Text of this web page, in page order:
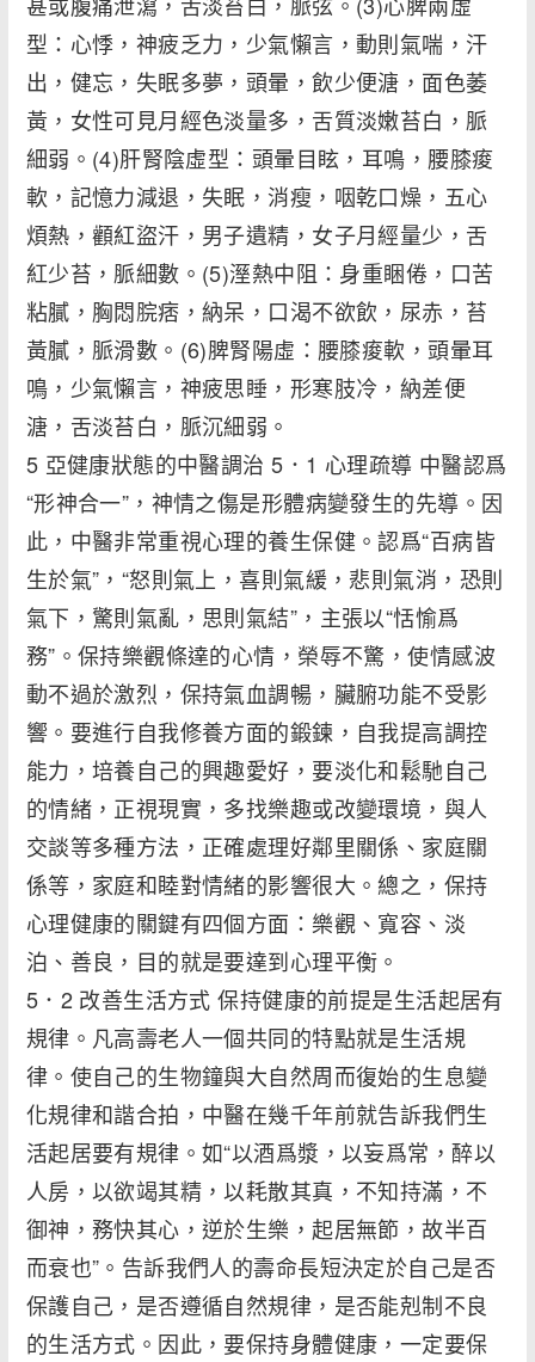
型：心悸，神疲乏力，少氣懶言，動則氣喘，汗
出，健忘，失眠多夢，頭暈，飲少便溏，面色萎
黃，女性可見月經色淡量多，舌質淡嫩苔白，脈
細弱。(4)肝腎陰虛型：頭暈目眩，耳鳴，腰膝痠
軟，記憶力減退，失眠，消瘦，咽乾口燥，五心
煩熱，顴紅盜汗，男子遺精，女子月經量少，舌
紅少苔，脈細數。(5)溼熱中阻：身重睏倦，口苦
粘膩，胸悶脘痞，納呆，口渴不欲飲，尿赤，苔
黃膩，脈滑數。(6)脾腎陽虛：腰膝痠軟，頭暈耳
鳴，少氣懶言，神疲思睡，形寒肢冷，納差便
溏，舌淡苔白，脈沉細弱。
5 亞健康狀態的中醫調治 5．1 心理疏導 中醫認爲
“形神合一”，神情之傷是形體病變發生的先導。因
此，中醫非常重視心理的養生保健。認爲“百病皆
生於氣”，“怒則氣上，喜則氣緩，悲則氣消，恐則
氣下，驚則氣亂，思則氣結”，主張以“恬愉爲
務”。保持樂觀條達的心情，榮辱不驚，使情感波
動不過於激烈，保持氣血調暢，臟腑功能不受影
響。要進行自我修養方面的鍛鍊，自我提高調控
能力，培養自己的興趣愛好，要淡化和鬆馳自己
的情緒，正視現實，多找樂趣或改變環境，與人
交談等多種方法，正確處理好鄰里關係、家庭關
係等，家庭和睦對情緒的影響很大。總之，保持
心理健康的關鍵有四個方面：樂觀、寬容、淡
泊、善良，目的就是要達到心理平衡。
5．2 改善生活方式 保持健康的前提是生活起居有
規律。凡高壽老人一個共同的特點就是生活規
律。使自己的生物鐘與大自然周而復始的生息變
化規律和諧合拍，中醫在幾千年前就告訴我們生
活起居要有規律。如“以酒爲漿，以妄爲常，醉以
人房，以欲竭其精，以耗散其真，不知持滿，不
御神，務快其心，逆於生樂，起居無節，故半百
而衰也”。告訴我們人的壽命長短決定於自己是否
保護自己，是否遵循自然規律，是否能剋制不良
的生活方式。因此，要保持身體健康，一定要保